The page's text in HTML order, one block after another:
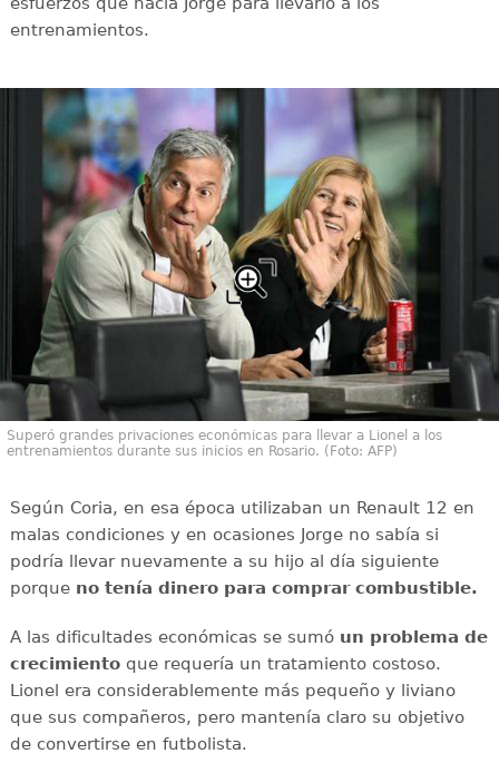
entrenamientos.
Superó grandes privaciones económicas para llevar a Lionel a los
entrenamientos durante sus inicios en Rosario. (Foto: AFP)
Según Coria, en esa época utilizaban un Renault 12 en
malas condiciones y en ocasiones Jorge no sabía si
podría llevar nuevamente a su hijo al día siguiente
porque no tenía dinero para comprar combustible.
A las dificultades económicas se sumó un problema de
crecimientoque requería un tratamiento costoso.
Lionel era considerablemente más pequeño y liviano
que sus compañeros, pero mantenía claro su objetivo
de convertirse en futbolista.